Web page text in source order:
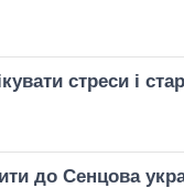
стреси і
до Сенцова